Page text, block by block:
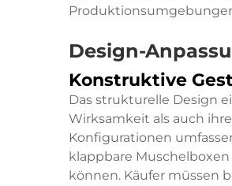
Design-
Konstruktive
Das strukturelle Design
Wirksamkeit als auch
Konfigurationen
klappbare
können. Käufer müssen